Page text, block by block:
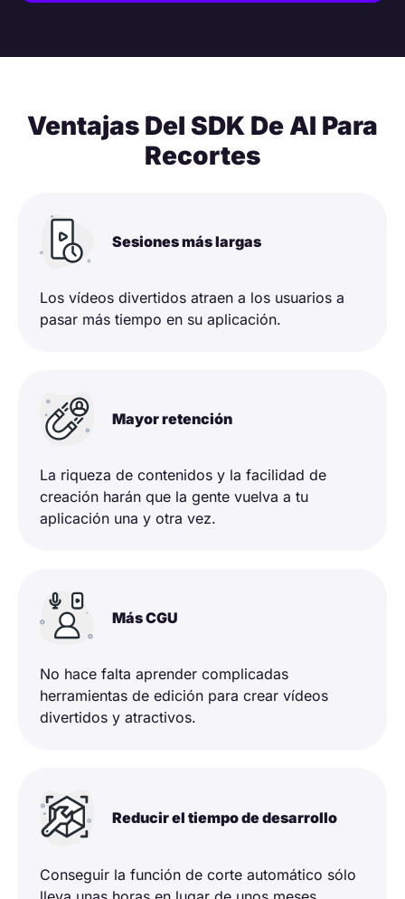
Ventajas Del SDK De AI Para
Recortes
Sesiones más largas
Los vídeos divertidos atraen a los usuarios a
pasar más tiempo en su aplicación.
Mayor retención
La riqueza de contenidos y la facilidad de
creación harán que la gente vuelva a tu
aplicación una y otra vez.
Más CGU
No hace falta aprender complicadas
herramientas de edición para crear vídeos
divertidos y atractivos.
Reducir el tiempo de desarrollo
Conseguir la función de corte automático sólo